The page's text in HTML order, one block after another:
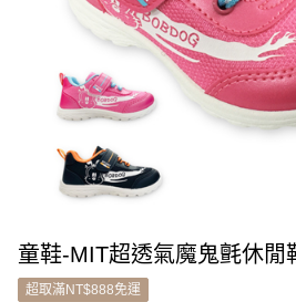
童鞋-MIT超透氣魔鬼氈休閒
超取滿NT$888免運